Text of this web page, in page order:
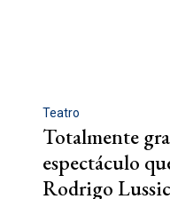
Teatro
Totalmente
espectáculo
Rodrigo